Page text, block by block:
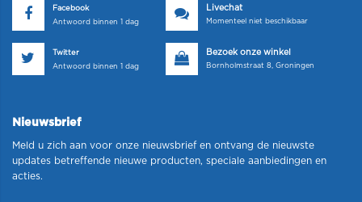
Facebook
Antwoord binnen 1 dag
Livechat
Momenteel niet beschikbaar
Twitter
Antwoord binnen 1 dag
Bezoek onze winkel
Bornholmstraat 8, Groningen
Nieuwsbrief
Meld u zich aan voor onze nieuwsbrief en ontvang de nieuwste
updates betreffende nieuwe producten, speciale aanbiedingen en
acties.